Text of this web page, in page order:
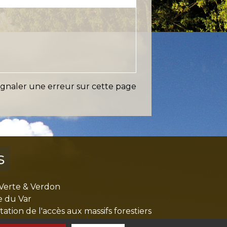
une erreur sur cette page
& Verdon
du Var
de l'accès aux massifs forestiers
Ouest Var